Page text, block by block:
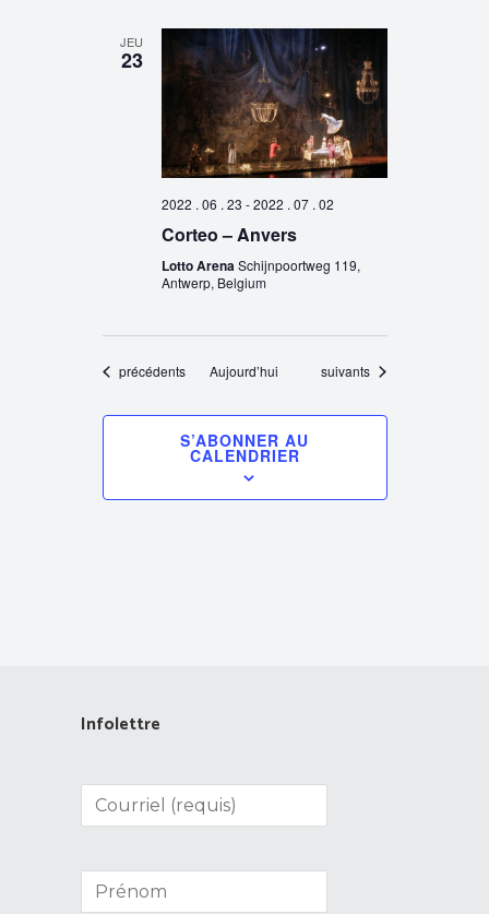
JEU
23
2022 . 06 . 23 -2022 . 07 . 02
Corteo – Anvers
Lotto ArenaSchijnpoortweg 119,
Antwerp, Belgium
Évènements
précédents Aujourd’hui Évènements
suivants
S’ABONNER AU
CALENDRIER
Infolettre